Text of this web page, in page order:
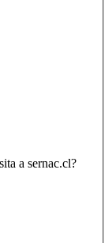
a sernac.cl?